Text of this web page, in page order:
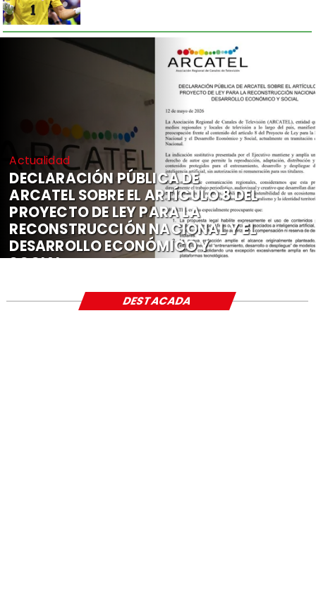
Actualidad
DECLARACIÓN PÚBLICA DE
ARCATEL SOBRE EL ARTÍCULO 8 DEL
PROYECTO DE LEY PARA LA
RECONSTRUCCIÓN NACIONAL Y EL
DESARROLLO ECONÓMICO Y
SOCIAL
DESTACADA